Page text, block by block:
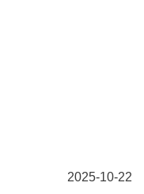
2025-10-22